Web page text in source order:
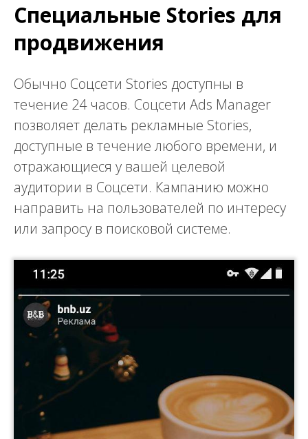
Специальные Stories для
продвижения
Обычно Соцсети Stories доступны в
течение 24 часов. Соцсети Ads Manager
позволяет делать рекламные Stories,
доступные в течение любого времени, и
отражающиеся у вашей целевой
аудитории в Соцсети. Кампанию можно
направить на пользователей по интересу
или запросу в поисковой системе.